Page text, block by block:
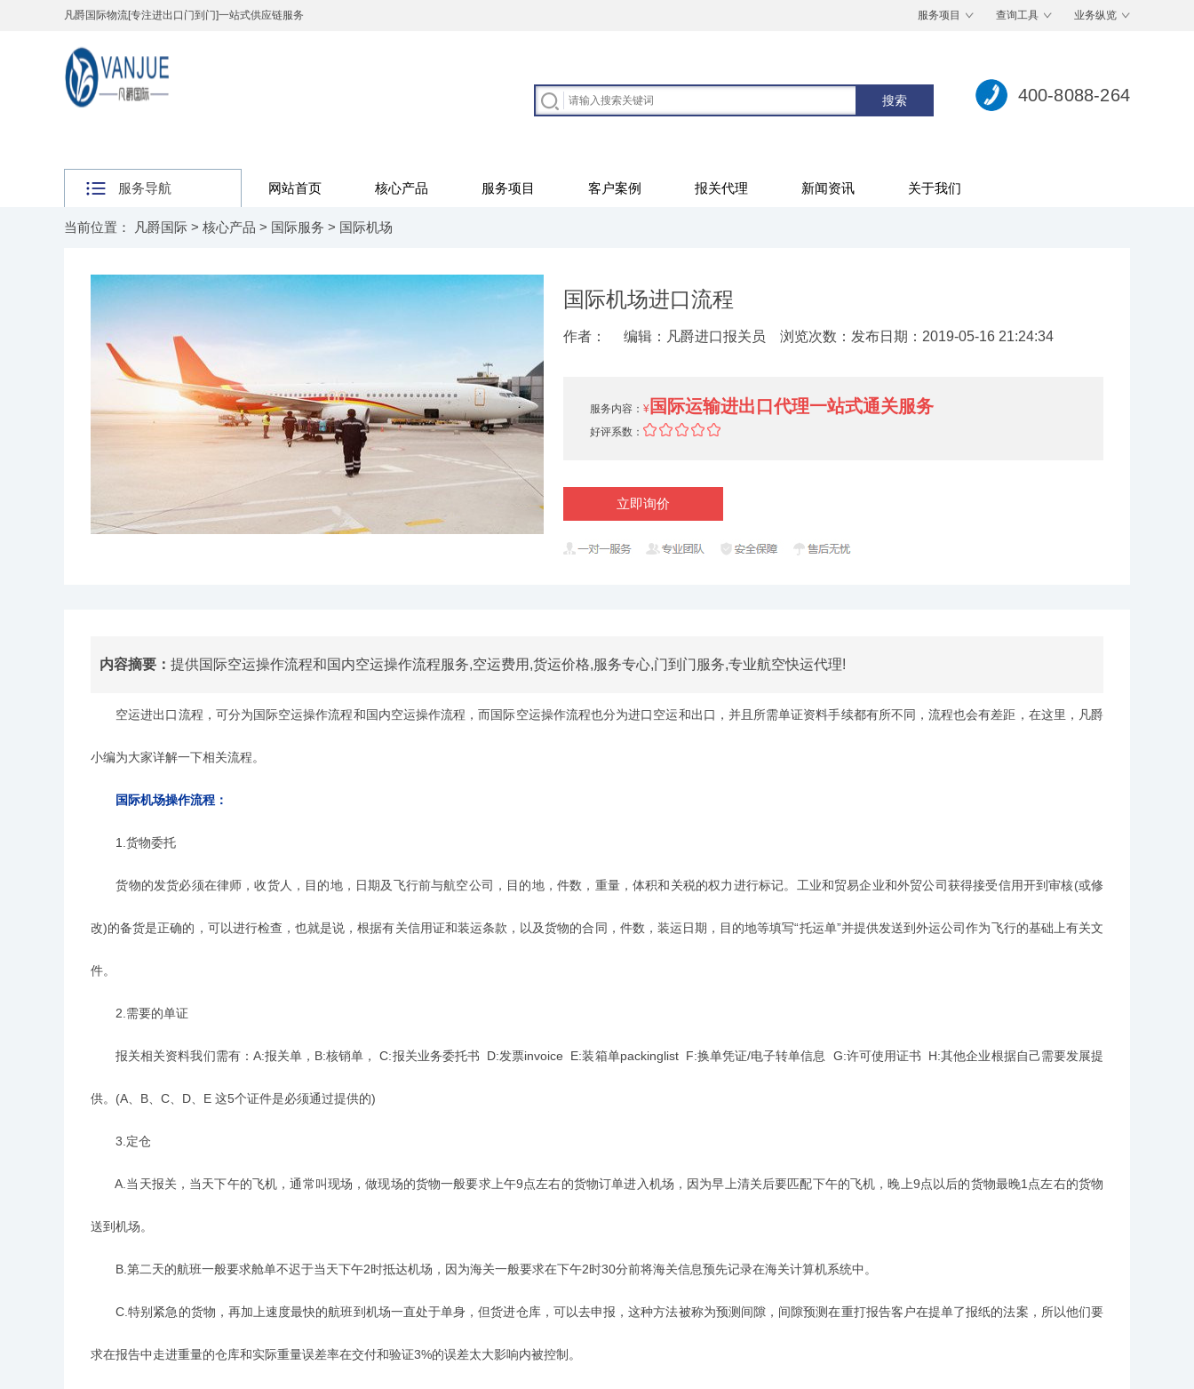
凡爵国际物流[专注进出口门到门]一站式供应链服务 服务项目 查询工具 业务纵览
400-8088-264
服务导航 网站首页 核心产品 服务项目 客户案例 报关代理 新闻资讯 关于我们
当前位置： 凡爵国际 > 核心产品 > 国际服务 > 国际机场
国际机场进口流程
作者： 编辑：凡爵进口报关员 浏览次数： 发布日期：2019-05-16 21:24:34
服务内容： ¥ 国际运输进出口代理一站式通关服务
好评系数：
立即询价
内容摘要： 提供国际空运操作流程和国内空运操作流程服务,空运费用,货运价格,服务专心,门到门服务,专业航空快运代理!
空运进出口流程，可分为国际空运操作流程和国内空运操作流程，而国际空运操作流程也分为进口空运和出口，并且所需单证资料手续都有所不同，流程也会有差距，在这里，凡爵
小编为大家详解一下相关流程。
国际机场操作流程：
1.货物委托
货物的发货必须在律师，收货人，目的地，日期及飞行前与航空公司，目的地，件数，重量，体积和关税的权力进行标记。工业和贸易企业和外贸公司获得接受信用开到审核(或修
改)的备货是正确的，可以进行检查，也就是说，根据有关信用证和装运条款，以及货物的合同，件数，装运日期，目的地等填写“托运单”并提供发送到外运公司作为飞行的基础上有关文
件。
2.需要的单证
报关相关资料我们需有：A:报关单，B:核销单， C:报关业务委托书 D:发票invoice E:装箱单packinglist F:换单凭证/电子转单信息 G:许可使用证书 H:其他企业根据自己需要发展提
供。(A、B、C、D、E 这5个证件是必须通过提供的)
3.定仓
A.当天报关，当天下午的飞机，通常叫现场，做现场的货物一般要求上午9点左右的货物订单进入机场，因为早上清关后要匹配下午的飞机，晚上9点以后的货物最晚1点左右的货物
送到机场。
B.第二天的航班一般要求舱单不迟于当天下午2时抵达机场，因为海关一般要求在下午2时30分前将海关信息预先记录在海关计算机系统中。
C.特别紧急的货物，再加上速度最快的航班到机场一直处于单身，但货进仓库，可以去申报，这种方法被称为预测间隙，间隙预测在重打报告客户在提单了报纸的法案，所以他们要
求在报告中走进重量的仓库和实际重量误差率在交付和验证3%的误差太大影响内被控制。